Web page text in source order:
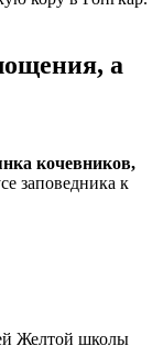
а
кочевников,
заповедника к
Желтой школы